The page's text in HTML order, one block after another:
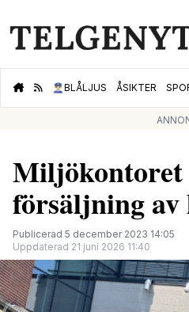
👮🏻‍♂️BLÅLJUS ÅSIKTER
Miljökontoret
försäljning
Publicerad 5 december 2023 14:05
Uppdaterad 21 juni 2026 11:40